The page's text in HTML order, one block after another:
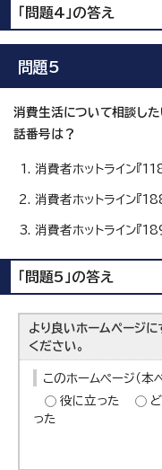
「問題4」の答え
問題5
消費生活について相談し
話番号は？
消費者ホットライン『
消費者ホットライン『
消費者ホットライン『
「問題5」の答え
より良いホームページ
ください。
このホームページ（本
役に立った
った